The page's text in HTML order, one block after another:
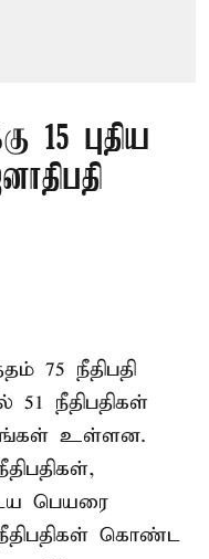
15 புதிய
75 நீதிபதி
நீதிபதிகள்
உள்ளன.
பெயரை
கொண்ட